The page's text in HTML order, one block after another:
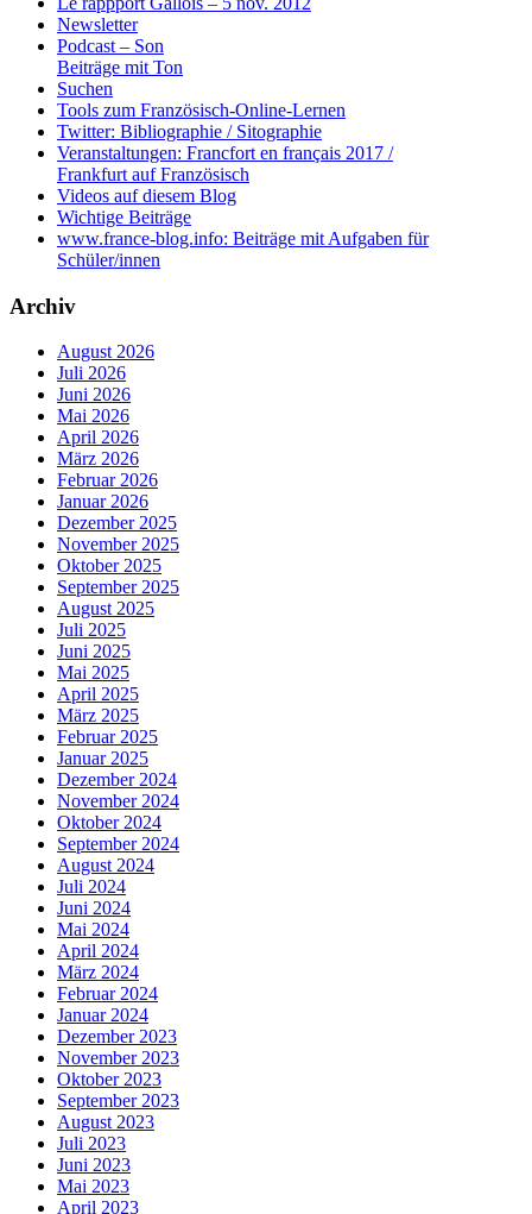
Newsletter
Podcast – Son
Beiträge mit Ton
Suchen
Tools zum Französisch-Online-Lernen
Twitter: Bibliographie / Sitographie
Veranstaltungen: Francfort en français 2017 /
Frankfurt auf Französisch
Videos auf diesem Blog
Wichtige Beiträge
www.france-blog.info: Beiträge mit Aufgaben für
Schüler/innen
Archiv
August 2026
Juli 2026
Juni 2026
Mai 2026
April 2026
März 2026
Februar 2026
Januar 2026
Dezember 2025
November 2025
Oktober 2025
September 2025
August 2025
Juli 2025
Juni 2025
Mai 2025
April 2025
März 2025
Februar 2025
Januar 2025
Dezember 2024
November 2024
Oktober 2024
September 2024
August 2024
Juli 2024
Juni 2024
Mai 2024
April 2024
März 2024
Februar 2024
Januar 2024
Dezember 2023
November 2023
Oktober 2023
September 2023
August 2023
Juli 2023
Juni 2023
Mai 2023
April 2023